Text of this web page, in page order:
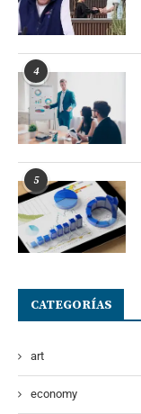
4
5
CATEGORÍAS
art
economy